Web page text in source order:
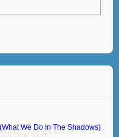
We Do In The Shadows)